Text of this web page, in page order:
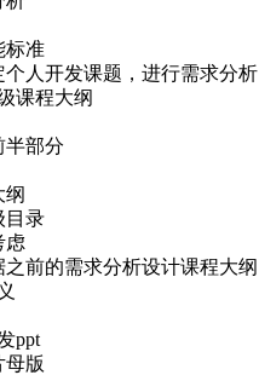
标准
个人开发课题，进行需求分析
课程大纲
半部分
纲
目录
虑
前的需求分析设计课程大纲
ppt
母版